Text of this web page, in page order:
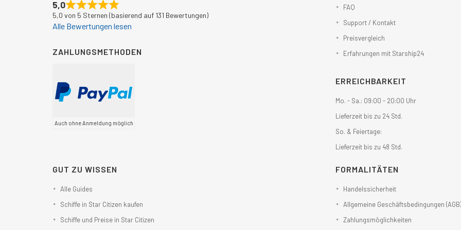
5,0
5,0 von 5 Sternen (basierend auf 131 Bewertungen)
Alle Bewertungen lesen
ZAHLUNGSMETHODEN
Auch ohne Anmeldung möglich
FAQ
Support / Kontakt
Preisvergleich
Erfahrungen mit Starship24
ERREICHBARKEIT
Mo. - Sa.: 09:00 - 20:00 Uhr
Lieferzeit bis zu 24 Std.
So. & Feiertage:
Lieferzeit bis zu 48 Std.
GUT ZU WISSEN
Alle Guides
Schiffe in Star Citizen kaufen
Schiffe und Preise in Star Citizen
FORMALITÄTEN
Handelssicherheit
Allgemeine Geschäftsbedingungen (AGB)
Zahlungsmöglichkeiten